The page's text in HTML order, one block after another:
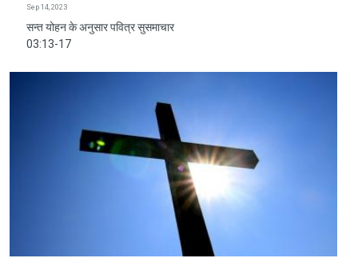
Sep 14, 2023
सन्त योहन के अनुसार पवित्र सुसमाचार
03:13-17